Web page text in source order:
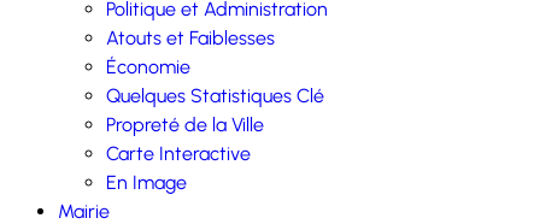
Politique et Administration
Atouts et Faiblesses
Économie
Quelques Statistiques Clé
Propreté de la Ville
Carte Interactive
En Image
Mairie